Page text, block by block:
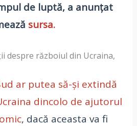
de luptă, a anunțat
sursa.
despre războiul din Ucraina,
ar putea să-și extindă
dincolo de ajutorul
, dacă aceasta va fi